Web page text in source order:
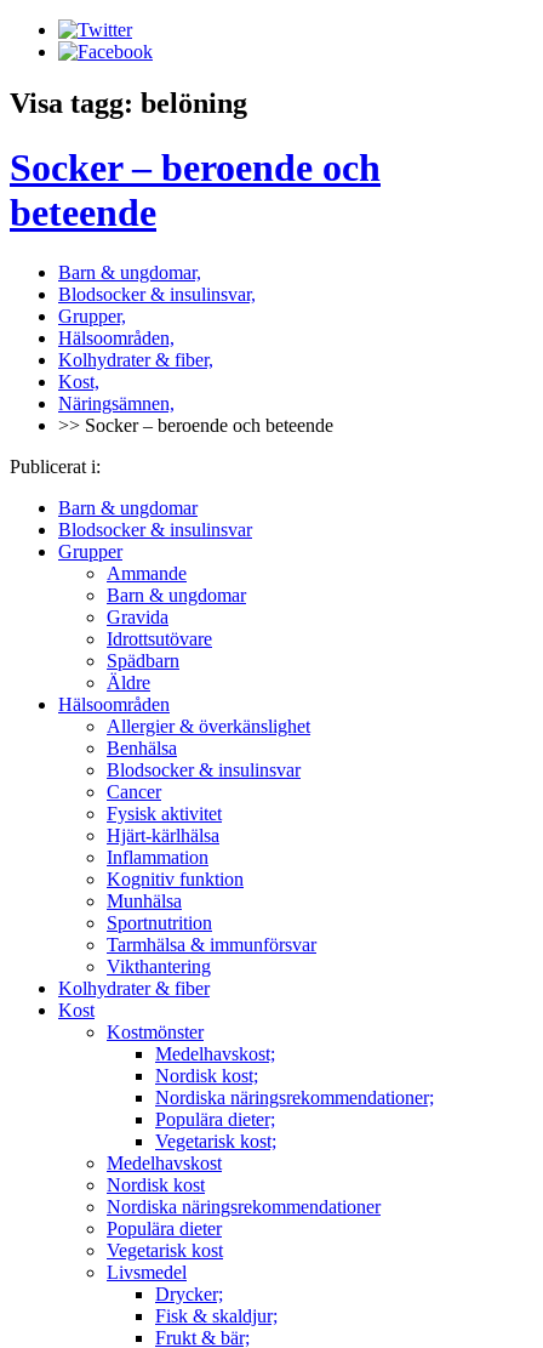
Visa tagg: belöning
Socker – beroende och
beteende
Barn & ungdomar,
Blodsocker & insulinsvar,
Grupper,
Hälsoområden,
Kolhydrater & fiber,
Kost,
Näringsämnen,
>> Socker – beroende och beteende
Publicerat i:
Barn & ungdomar
Blodsocker & insulinsvar
Grupper
Ammande
Barn & ungdomar
Gravida
Idrottsutövare
Spädbarn
Äldre
Hälsoområden
Allergier & överkänslighet
Benhälsa
Blodsocker & insulinsvar
Cancer
Fysisk aktivitet
Hjärt-kärlhälsa
Inflammation
Kognitiv funktion
Munhälsa
Sportnutrition
Tarmhälsa & immunförsvar
Vikthantering
Kolhydrater & fiber
Kost
Kostmönster
Medelhavskost;
Nordisk kost;
Nordiska näringsrekommendationer;
Populära dieter;
Vegetarisk kost;
Medelhavskost
Nordisk kost
Nordiska näringsrekommendationer
Populära dieter
Vegetarisk kost
Livsmedel
Drycker;
Fisk & skaldjur;
Frukt & bär;